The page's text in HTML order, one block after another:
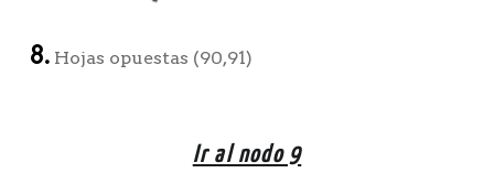
8.Hojas opuestas (90,91)
Ir al nodo 9